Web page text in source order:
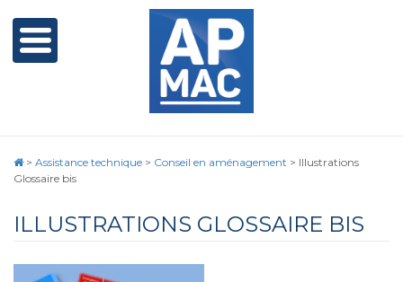
> Assistance technique > Conseil en aménagement > Illustrations
Glossaire bis
ILLUSTRATIONS GLOSSAIRE BIS